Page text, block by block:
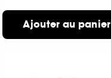
Ajouter au panier